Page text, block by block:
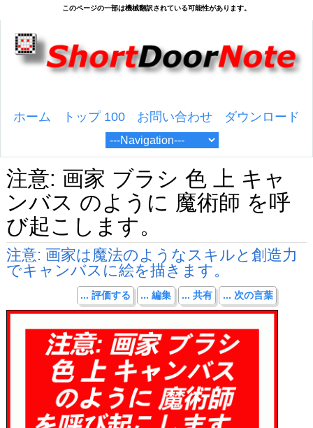
ホーム トップ 100 お問い合わせ ダウンロード
注意: 画家 ブラシ 色 上 キャ
ンバス のように 魔術師 を呼
び起こします。
注意: 画家は魔法のようなスキルと創造力
でキャンバスに絵を描きます。
... 評価する ... 編集 ... 共有 ... 次の言葉